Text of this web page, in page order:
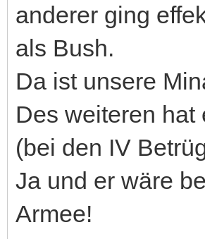
anderer ging
als Bush.
Da ist unsere
Des weiteren
(bei den IV
Ja und er wäre
Armee!